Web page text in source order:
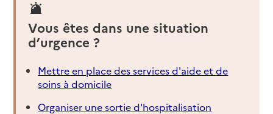
Vous êtes dans une situation
d’urgence ?
Mettre en place des services d'aide et de
soins à domicile
Organiser une sortie d'hospitalisation